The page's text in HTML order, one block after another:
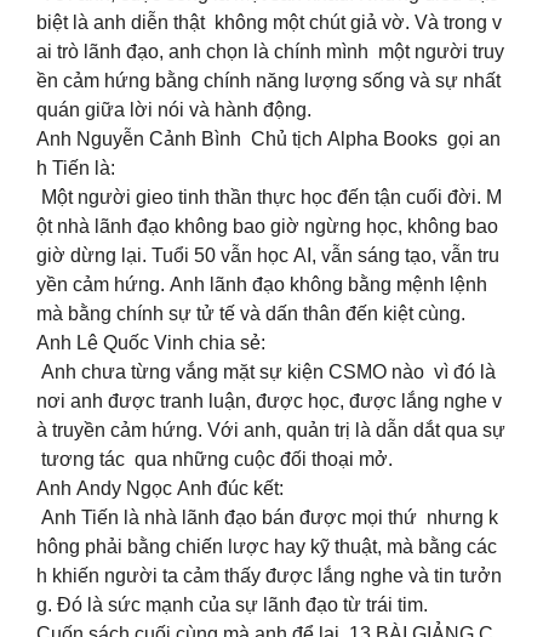
biệt là anh diễn thật không một chút giả vờ. Và trong v
ai trò lãnh đạo, anh chọn là chính mình một người truy
ền cảm hứng bằng chính năng lượng sống và sự nhất
quán giữa lời nói và hành động.
Anh Nguyễn Cảnh Bình Chủ tịch Alpha Books gọi an
h Tiến là:
Một người gieo tinh thần thực học đến tận cuối đời. M
ột nhà lãnh đạo không bao giờ ngừng học, không bao
giờ dừng lại. Tuổi 50 vẫn học AI, vẫn sáng tạo, vẫn tru
yền cảm hứng. Anh lãnh đạo không bằng mệnh lệnh
mà bằng chính sự tử tế và dấn thân đến kiệt cùng.
Anh Lê Quốc Vinh chia sẻ:
Anh chưa từng vắng mặt sự kiện CSMO nào vì đó là
nơi anh được tranh luận, được học, được lắng nghe v
à truyền cảm hứng. Với anh, quản trị là dẫn dắt qua sự
tương tác qua những cuộc đối thoại mở.
Anh Andy Ngọc Anh đúc kết:
Anh Tiến là nhà lãnh đạo bán được mọi thứ nhưng k
hông phải bằng chiến lược hay kỹ thuật, mà bằng các
h khiến người ta cảm thấy được lắng nghe và tin tưởn
g. Đó là sức mạnh của sự lãnh đạo từ trái tim.